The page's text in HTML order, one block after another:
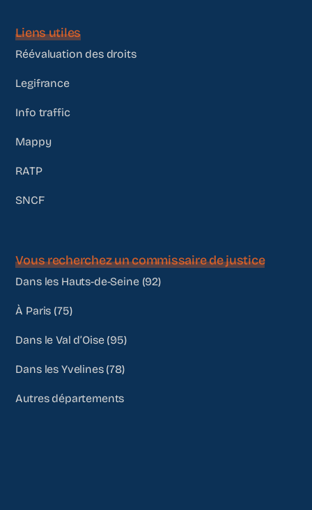
Liens utiles
Réévaluation des droits
Legifrance
Info traffic
Mappy
RATP
SNCF
Vous recherchez un commissaire de justice
Dans les Hauts-de-Seine (92)
À Paris (75)
Dans le Val d’Oise (95)
Dans les Yvelines (78)
Autres départements